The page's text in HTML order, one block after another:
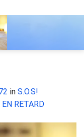
in S.O.S!
RETARD